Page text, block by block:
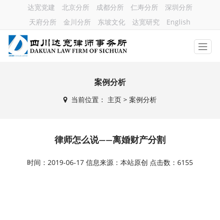
达宽党建 北京分所 成都分所 仁寿分所
深圳分所
天府分所
金川分所 东坡文化 达宽研究 English
案例分析
当前位置： 主页> 案例分析
律师怎么说——离婚财产分割
时间：2019-06-17 信息来源：本站原创 点击数：6155